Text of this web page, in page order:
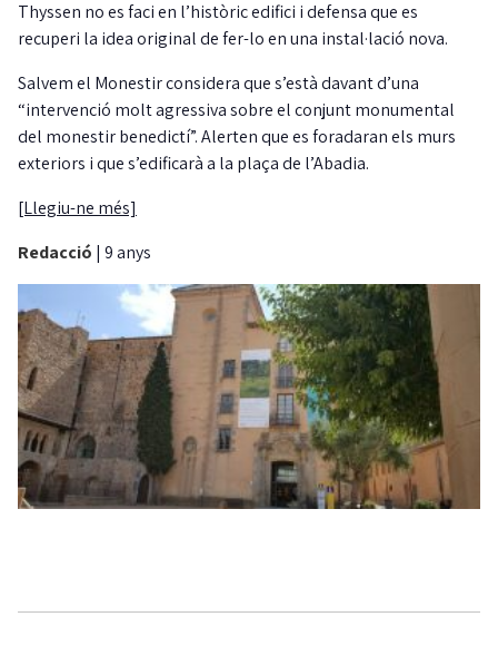
Thyssen no es faci en l’històric edifici i defensa que es
recuperi la idea original de fer-lo en una instal·lació nova.
Salvem el Monestir considera que s’està davant d’una
“intervenció molt agressiva sobre el conjunt monumental
del monestir benedictí”. Alerten que es foradaran els murs
exteriors i que s’edificarà a la plaça de l’Abadia.
[Llegiu-ne més]
Redacció | 9 anys